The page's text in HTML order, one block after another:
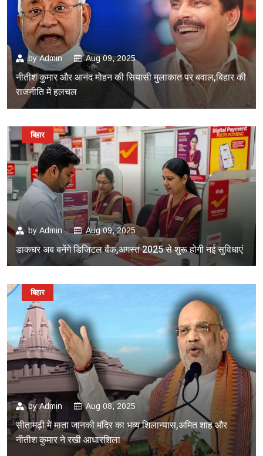
byAdmin Aug 09, 2025
नीतीश कुमार और आनंद मोहन की सियासी मुलाकात पर बवाल,बिहार की
राजनीति में हलचल
by Admin Aug 09, 2025
डाकघर अब बनेंगे डिजिटल बैंक,अगस्त 2025 से शुरू होगी नई सुविधाएं
बिहार
byAdmin Aug 08, 2025
सीतामढ़ी में माता जानकी मंदिर का भव्य शिलान्यास,अमित शाह और
नीतीश कुमार ने रखी आधारशिला
बिहार